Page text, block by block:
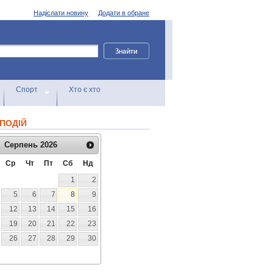
Додати в обране
Надіслати новину
Спорт Хто є хто
Серпень 2026
Ср Чт Пт Сб
Нд
1
2
5 6 7 8
9
12 13 14 15
16
19 20 21 22
23
26 27 28 29
30